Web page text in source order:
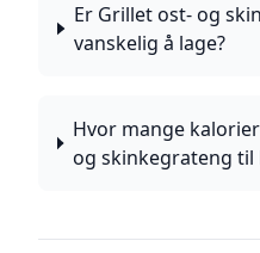
Er Grillet ost- og
vanskelig å lage?
Hvor mange
og skinkegrateng til